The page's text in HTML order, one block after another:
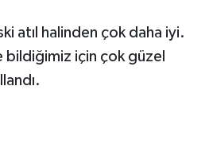
atıl halinden çok daha iyi.
bildiğimiz için çok güzel